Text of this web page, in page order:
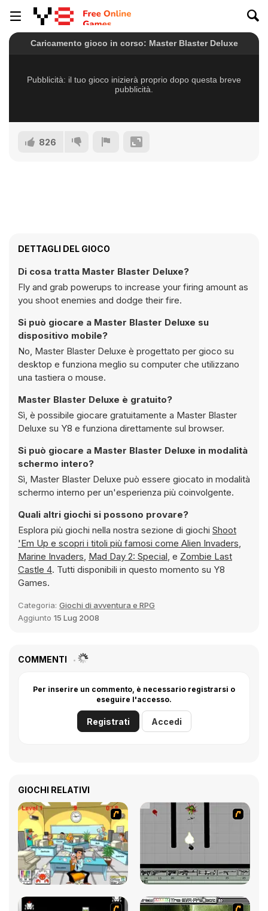
826
DETTAGLI DEL GIOCO
Di cosa tratta Master Blaster Deluxe?
Fly and grab powerups to increase your firing amount as
you shoot enemies and dodge their fire.
Si può giocare a Master Blaster Deluxe su
dispositivo mobile?
No, Master Blaster Deluxe è progettato per gioco su
desktop e funziona meglio su computer che utilizzano
una tastiera o mouse.
Master Blaster Deluxe è gratuito?
Sì, è possibile giocare gratuitamente a Master Blaster
Deluxe su Y8 e funziona direttamente sul browser.
Si può giocare a Master Blaster Deluxe in modalità
schermo intero?
Sì, Master Blaster Deluxe può essere giocato in modalità
schermo interno per un'esperienza più coinvolgente.
Quali altri giochi si possono provare?
Esplora più giochi nella nostra sezione di giochi Shoot
'Em Up e scopri i titoli più famosi come Alien Invaders,
Marine Invaders, Mad Day 2: Special, e Zombie Last
Castle 4. Tutti disponibili in questo momento su Y8
Games.
Categoria: Giochi di avventura e RPG
Aggiunto 15 Lug 2008
COMMENTI
Per inserire un commento, è necessario registrarsi o
eseguire l'accesso.
Registrati Accedi
GIOCHI RELATIVI